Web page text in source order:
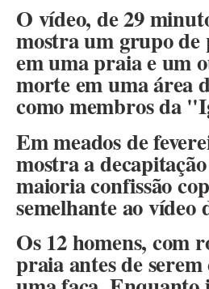
O vídeo, de 29
mostra um grupo de
em uma praia e um
morte em uma área
como membros da
Em meados de
mostra a
maioria confissão
semelhante ao vídeo
Os 12 homens, com
praia antes de